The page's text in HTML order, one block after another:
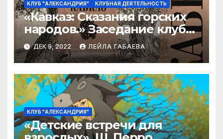
КЛУБ "АЛЕКСАНДРИЯ" КЛУБНАЯ ДЕЯТЕЛЬНОСТЬ
«Кавказ: Сказания горских
народов.» Заседание клуба
«Александрия».
ДЕК 9, 2022 ЛЕЙЛА ГАБАЕВА
КЛУБ "АЛЕКСАНДРИЯ"
«Детские встречи для